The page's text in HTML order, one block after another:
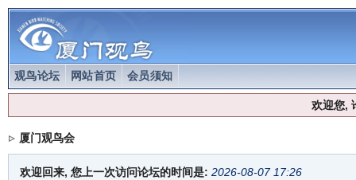
观鸟论坛 网站首页 会员须知
欢迎您,
厦门观鸟会
欢迎回来, 您上一次访问论坛的时间是: 2026-08-07 17:26